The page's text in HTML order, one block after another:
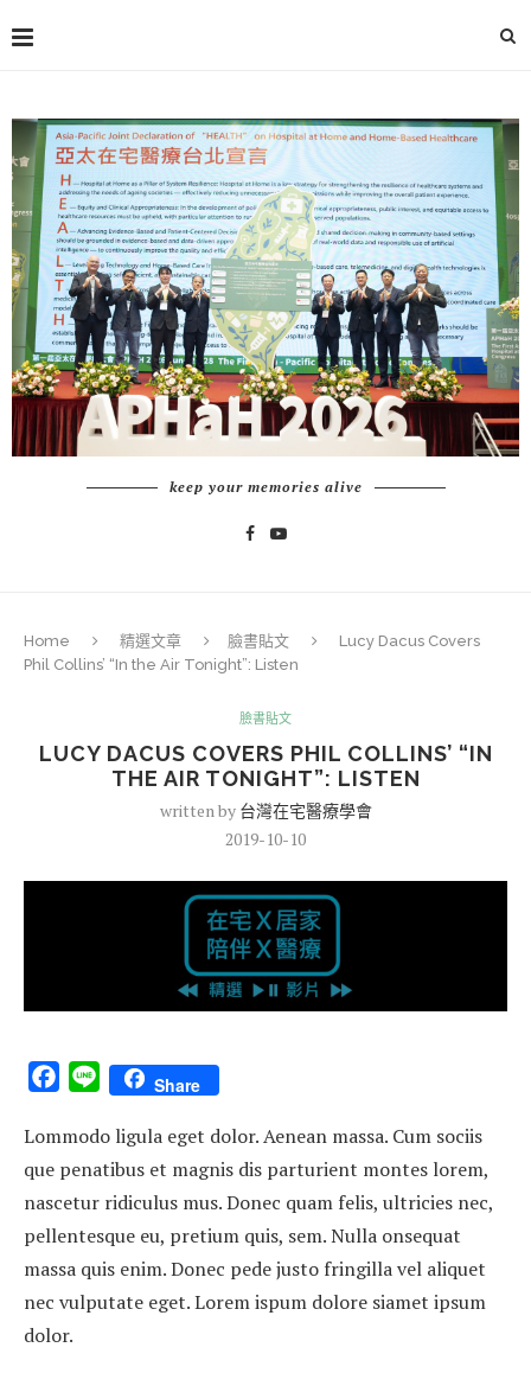
keep your memories alive
Home 精選文章 臉書貼文
Lucy Dacus Covers
Phil Collins’ “In the Air Tonight”: Listen
臉書貼文
LUCY DACUS COVERS PHIL COLLINS’ “IN
THE AIR TONIGHT”: LISTEN
written by 台灣在宅醫療學會
2019-10-10
Facebook
Line Share
Lommodo ligula eget dolor. Aenean massa. Cum sociis
que penatibus et magnis dis parturient montes lorem,
nascetur ridiculus mus. Donec quam felis, ultricies nec,
pellentesque eu, pretium quis, sem. Nulla onsequat
massa quis enim. Donec pede justo fringilla vel aliquet
nec vulputate eget. Lorem ispum dolore siamet ipsum
dolor.